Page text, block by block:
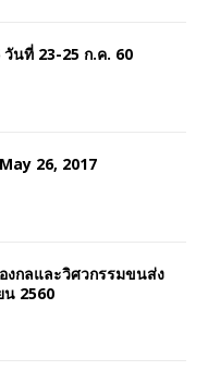
วันที่ 23-25 ก.ค. 60
26, 2017
งกลและวิศวกรรมขนส่ง
น 2560